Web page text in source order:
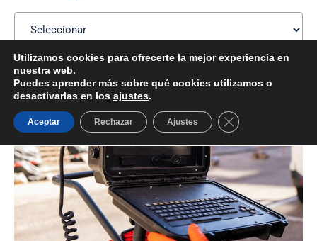
Utilizamos cookies para ofrecerte la mejor experiencia en
nuestra web.
Puedes aprender más sobre qué cookies utilizamos o
desactivarlas en los ajustes.
Aceptar Rechazar Ajustes Cerrar el banner